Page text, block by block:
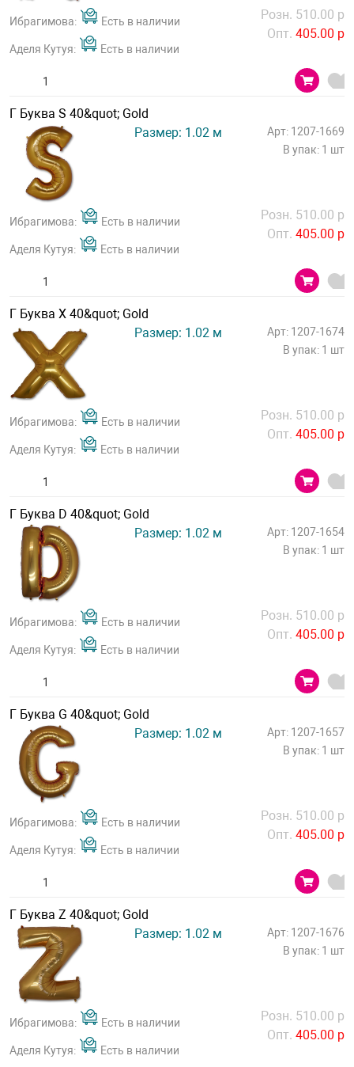
Ибрагимова: Есть в наличии
Аделя Кутуя: Есть в наличии
Розн. 510.00 р
Опт. 405.00 р
Г Буква S 40&quot; Gold
Размер: 1.02 м
Арт: 1207-1669
В упак: 1 шт
Ибрагимова: Есть в наличии
Аделя Кутуя: Есть в наличии
Розн. 510.00 р
Опт. 405.00 р
Г Буква Х 40&quot; Gold
Размер: 1.02 м
Арт: 1207-1674
В упак: 1 шт
Ибрагимова: Есть в наличии
Аделя Кутуя: Есть в наличии
Розн. 510.00 р
Опт. 405.00 р
Г Буква D 40&quot; Gold
Размер: 1.02 м
Арт: 1207-1654
В упак: 1 шт
Ибрагимова: Есть в наличии
Аделя Кутуя: Есть в наличии
Розн. 510.00 р
Опт. 405.00 р
Г Буква G 40&quot; Gold
Размер: 1.02 м
Арт: 1207-1657
В упак: 1 шт
Ибрагимова: Есть в наличии
Аделя Кутуя: Есть в наличии
Розн. 510.00 р
Опт. 405.00 р
Г Буква Z 40&quot; Gold
Размер: 1.02 м
Арт: 1207-1676
В упак: 1 шт
Ибрагимова: Есть в наличии
Аделя Кутуя: Есть в наличии
Розн. 510.00 р
Опт. 405.00 р